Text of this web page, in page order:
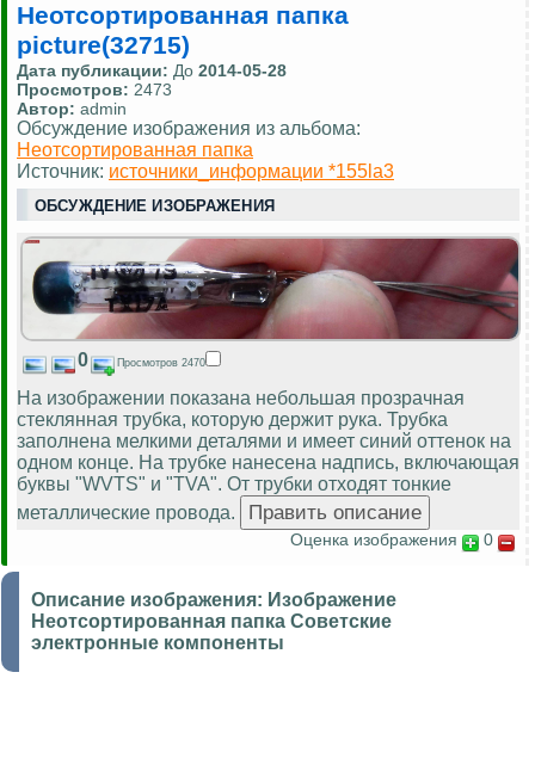
Неотсортированная папка
picture(32715)
Дата публикации: До 2014-05-28
Просмотров: 2473
Автор: admin
Обсуждение изображения из альбома:
Неотсортированная папка
Источник: источники_информации *155la3
ОБСУЖДЕНИЕ ИЗОБРАЖЕНИЯ
0 Просмотров 2470
На изображении показана небольшая прозрачная
стеклянная трубка, которую держит рука. Трубка
заполнена мелкими деталями и имеет синий оттенок на
одном конце. На трубке нанесена надпись, включающая
буквы "WVTS" и "TVA". От трубки отходят тонкие
металлические провода.
Оценка изображения 0
Описание изображения: Изображение
Неотсортированная папка Советские
электронные компоненты